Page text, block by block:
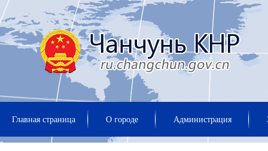
Главная страница О городе Администрация